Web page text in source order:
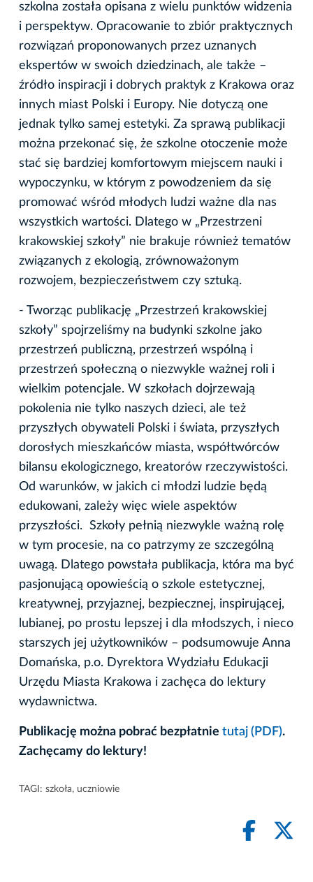
szkolna została opisana z wielu punktów widzenia
i perspektyw. Opracowanie to zbiór praktycznych
rozwiązań proponowanych przez uznanych
ekspertów w swoich dziedzinach, ale także –
źródło inspiracji i dobrych praktyk z Krakowa oraz
innych miast Polski i Europy. Nie dotyczą one
jednak tylko samej estetyki. Za sprawą publikacji
można przekonać się, że szkolne otoczenie może
stać się bardziej komfortowym miejscem nauki i
wypoczynku, w którym z powodzeniem da się
promować wśród młodych ludzi ważne dla nas
wszystkich wartości. Dlatego w „Przestrzeni
krakowskiej szkoły” nie brakuje również tematów
związanych z ekologią, zrównoważonym
rozwojem, bezpieczeństwem czy sztuką.
- Tworząc publikację „Przestrzeń krakowskiej
szkoły” spojrzeliśmy na budynki szkolne jako
przestrzeń publiczną, przestrzeń wspólną i
przestrzeń społeczną o niezwykle ważnej roli i
wielkim potencjale. W szkołach dojrzewają
pokolenia nie tylko naszych dzieci, ale też
przyszłych obywateli Polski i świata, przyszłych
dorosłych mieszkańców miasta, współtwórców
bilansu ekologicznego, kreatorów rzeczywistości.
Od warunków, w jakich ci młodzi ludzie będą
edukowani, zależy więc wiele aspektów
przyszłości. Szkoły pełnią niezwykle ważną rolę
w tym procesie, na co patrzymy ze szczególną
uwagą. Dlatego powstała publikacja, która ma być
pasjonującą opowieścią o szkole estetycznej,
kreatywnej, przyjaznej, bezpiecznej, inspirującej,
lubianej, po prostu lepszej i dla młodszych, i nieco
starszych jej użytkowników – podsumowuje Anna
Domańska, p.o. Dyrektora Wydziału Edukacji
Urzędu Miasta Krakowa i zachęca do lektury
wydawnictwa.
Publikację można pobrać bezpłatnie tutaj (PDF).
Zachęcamy do lektury!
TAGI: szkoła, uczniowie